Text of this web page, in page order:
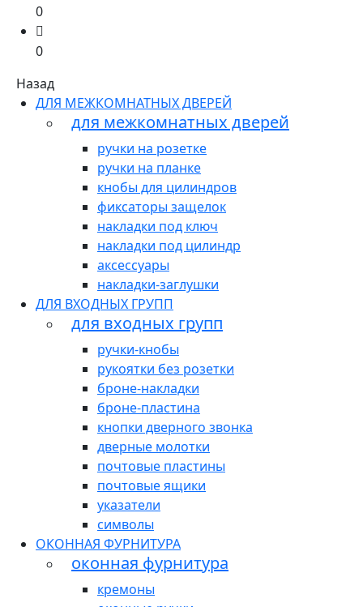
0
0
Назад
ДЛЯ МЕЖКОМНАТНЫХ ДВЕРЕЙ
для межкомнатных дверей
ручки на розетке
ручки на планке
кнобы для цилиндров
фиксаторы защелок
накладки под ключ
накладки под цилиндр
аксессуары
накладки-заглушки
ДЛЯ ВХОДНЫХ ГРУПП
для входных групп
ручки-кнобы
рукоятки без розетки
броне-накладки
броне-пластина
кнопки дверного звонка
дверные молотки
почтовые пластины
почтовые ящики
указатели
символы
ОКОННАЯ ФУРНИТУРА
оконная фурнитура
кремоны